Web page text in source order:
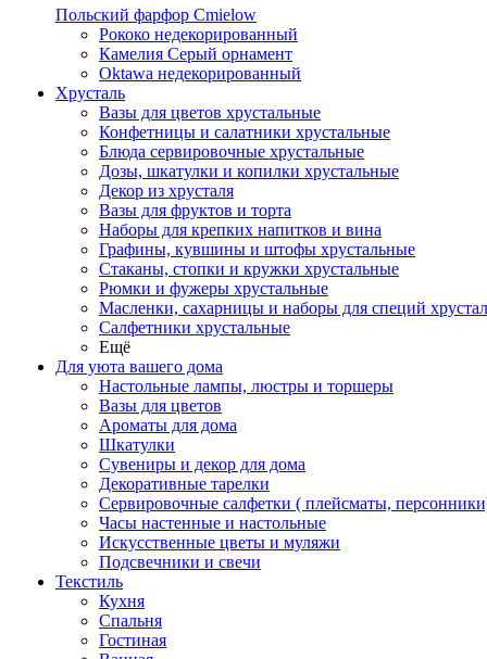
Польский фарфор Сmielow
Рококо недекорированный
Камелия Серый орнамент
Oktawa недекорированный
Хрусталь
Вазы для цветов хрустальные
Конфетницы и салатники хрустальные
Блюда сервировочные хрустальные
Дозы, шкатулки и копилки хрустальные
Декор из хрусталя
Вазы для фруктов и торта
Наборы для крепких напитков и вина
Графины, кувшины и штофы хрустальные
Стаканы, стопки и кружки хрустальные
Рюмки и фужеры хрустальные
Масленки, сахарницы и наборы для специй
Салфетники хрустальные
Ещё
Для уюта вашего дома
Настольные лампы, люстры и торшеры
Вазы для цветов
Ароматы для дома
Шкатулки
Сувениры и декор для дома
Декоративные тарелки
Сервировочные салфетки ( плейсматы,
Часы настенные и настольные
Искусственные цветы и муляжи
Подсвечники и свечи
Текстиль
Кухня
Спальня
Гостиная